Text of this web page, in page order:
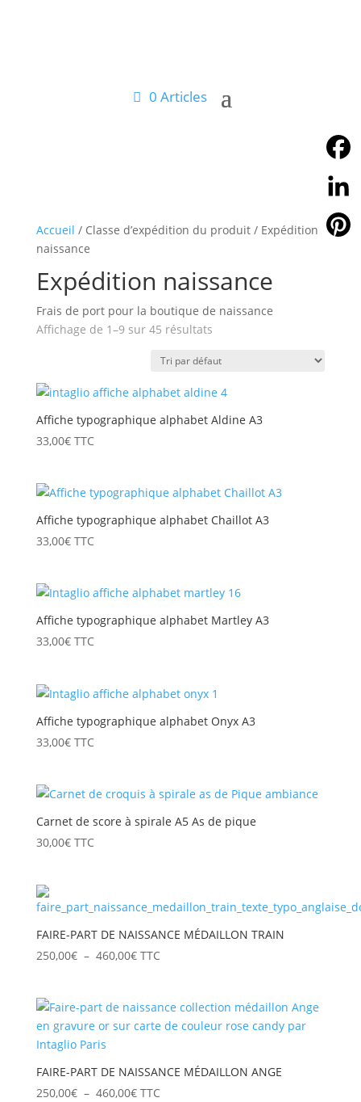
0 Articles
Accueil / Classe d’expédition du produit / Expédition
naissance
Expédition naissance
Frais de port pour la boutique de naissance
Affichage de 1–9 sur 45 résultats
Affiche typographique alphabet Aldine A3
33,00€ TTC
Affiche typographique alphabet Chaillot A3
33,00€ TTC
Affiche typographique alphabet Martley A3
33,00€ TTC
Affiche typographique alphabet Onyx A3
33,00€ TTC
Carnet de score à spirale A5 As de pique
30,00€ TTC
FAIRE-PART DE NAISSANCE MÉDAILLON TRAIN
250,00€ – 460,00€Plage
250,00€
à
TTC
FAIRE-PART DE NAISSANCE MÉDAILLON ANGE
250,00€ – 460,00€Plage
TTC